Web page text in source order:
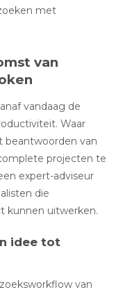
met
van
vandaag de
. Waar
beantwoorden van
projecten te
expert-adviseur
die
kunnen uitwerken.
idee tot
van